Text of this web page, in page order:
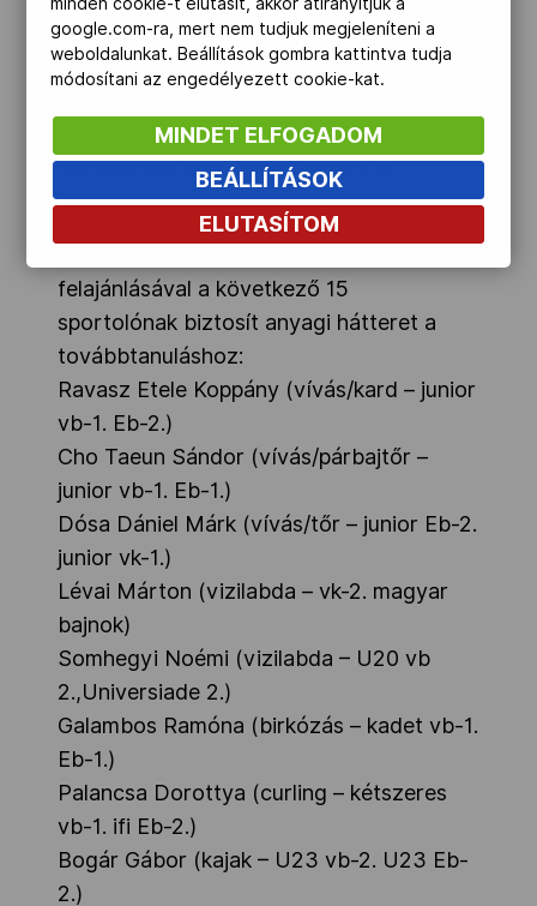
támogathatjuk, akiknek többsége
reményeink szerint versenyezni is fog a
között szerepela MOB platina fokozatú
támogatója, a Magyar Telekom is.
„BOM a Magyar Sportért”
felajánlásával a következő 15
sportolónak biztosít anyagi hátteret a
továbbtanuláshoz:
Ravasz Etele Koppány (vívás/kard – junior
vb-1. Eb-2.)
Cho Taeun Sándor (vívás/párbajtőr –
junior vb-1. Eb-1.)
Dósa Dániel Márk (vívás/tőr – junior Eb-2.
junior vk-1.)
Lévai Márton (vizilabda – vk-2. magyar
bajnok)
Somhegyi Noémi (vizilabda – U20 vb
2.,Universiade 2.)
Galambos Ramóna (birkózás – kadet vb-1.
Eb-1.)
Palancsa Dorottya (curling – kétszeres
vb-1. ifi Eb-2.)
Bogár Gábor (kajak – U23 vb-2. U23 Eb-
2.)
google.com-ra, mert nem tudjuk megjeleníteni a
weboldalunkat. Beállítások gombra kattintva tudja
módosítani az engedélyezett cookie-kat.
MINDET ELFOGADOM
BEÁLLÍTÁSOK
ELUTASÍTOM